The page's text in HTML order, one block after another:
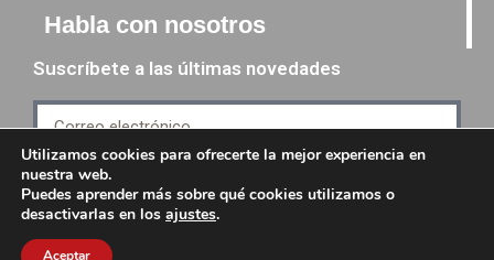
Habla con nosotros
Suscríbete a las últimas novedades
Suscríbete
Utilizamos cookies para ofrecerte la mejor experiencia en
nuestra web.
Puedes aprender más sobre qué cookies utilizamos o
desactivarlas en los ajustes.
Aceptar